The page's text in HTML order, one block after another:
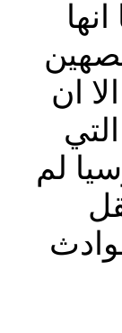
ان
لم